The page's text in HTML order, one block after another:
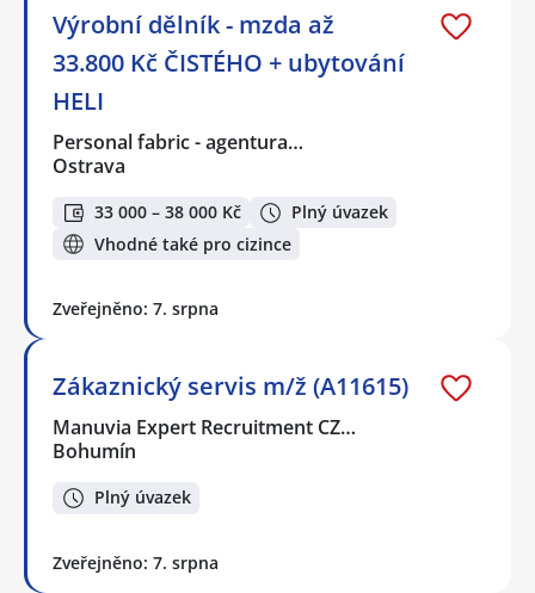
Výrobní dělník - mzda až
33.800 Kč ČISTÉHO + ubytování
HELI
Personal fabric - agentura…
Ostrava
33 000 – 38 000 Kč
Plný úvazek
Vhodné také pro cizince
Zveřejněno: 7. srpna
Zákaznický servis m/ž (A11615)
Manuvia Expert Recruitment CZ…
Bohumín
Plný úvazek
Zveřejněno: 7. srpna